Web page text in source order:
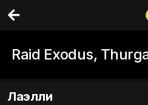
Raid Exodus,
Лаэлли